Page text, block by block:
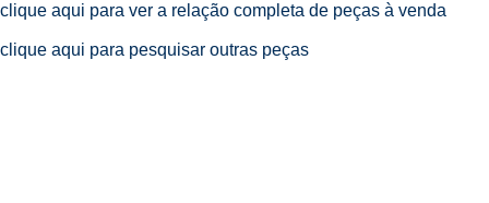
clique aqui para ver a relação completa de peças à venda
clique aqui para pesquisar outras peças